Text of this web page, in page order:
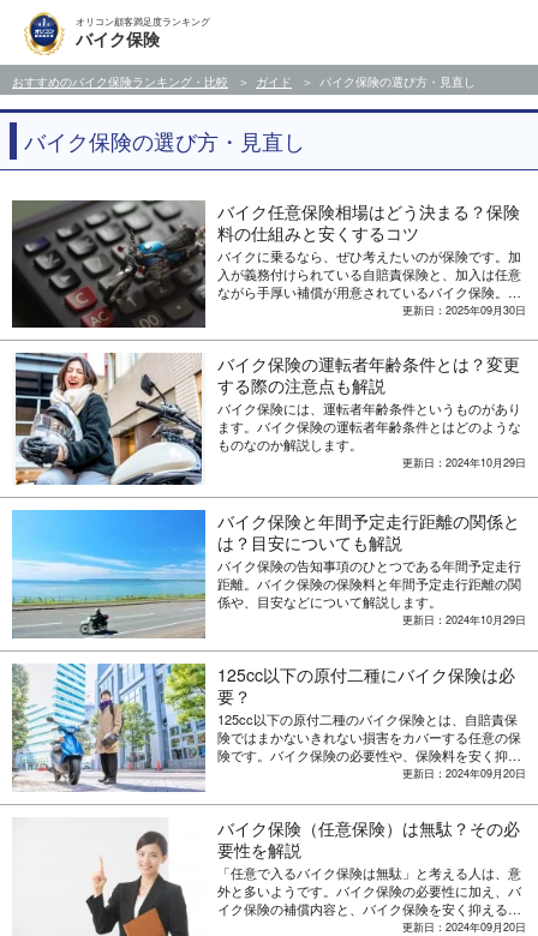
オリコン顧客満足度ランキング
バイク保険
おすすめのバイク保険ランキング・比較 ガイド バイク保険の選び方・見直し
バイク保険の選び方・見直し
バイク任意保険相場はどう決まる？保険
料の仕組みと安くするコツ
バイクに乗るなら、ぜひ考えたいのが保険です。加
入が義務付けられている自賠責保険と、加入は任意
ながら手厚い補償が用意されているバイク保険。そ
れぞれ、どのくらいの保険料が必要なのでしょう
相場に加え、バイク保険の保険料を決める要素やバ
イク保険の保険料を安くする方法などについて解説
します。
更新日：2025年09月30日
バイク保険の運転者年齢条件とは？変更
する際の注意点も解説
バイク保険には、運転者年齢条件というものがあり
ます。バイク保険の運転者年齢条件とはどのような
ものなのか解説します。
更新日：2024年10月29日
バイク保険と年間予定走行距離の関係と
は？目安についても解説
バイク保険の告知事項のひとつである年間予定走行
距離。バイク保険の保険料と年間予定走行距離の関
係や、目安などについて解説します。
更新日：2024年10月29日
125cc以下の原付二種にバイク保険は必
要？
125cc以下の原付二種のバイク保険とは、自賠責保
険ではまかないきれない損害をカバーする任意の保
険です。バイク保険の必要性や、保険料を安く抑え
るためのポイントを解説します。更新日：2024年09月20日
バイク保険（任意保険）は無駄？その必
要性を解説
「任意で入るバイク保険は無駄」と考える人は、意
外と多いようです。バイク保険の必要性に加え、バ
イク保険の補償内容と、バイク保険を安く抑える方
更新日：2024年09月20日